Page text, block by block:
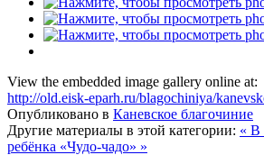
View the embedded image gallery online at:
http://old.eisk-eparh.ru/blagochiniya/
Опубликовано в Каневское благочиние
Другие материалы в этой категории: « В
ребёнка «Чудо-чадо» »